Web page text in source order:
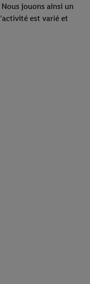
jouons ainsi un
est varié et